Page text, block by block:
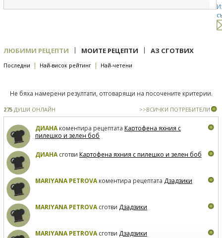
ЛЮБИМИ РЕЦЕПТИ | МОИТЕ РЕЦЕПТИ | АЗ СГОТВИХ
Последни | Най-висок рейтинг | Най-четени
Не бяха намерени резултати, отговарящи на посочените критерии.
275 ДУШИ ОНЛАЙН >>ВСИЧКИ ПОТРЕБИТЕЛИ
ДИАНАкоментира рецептата Картофена яхния с
пилешко и зелен боб
ДИАНАсготви Картофена яхния с пилешко и зелен боб
MARIYANA PETROVAкоментира рецептата Дзадзики
MARIYANA PETROVAсготви Дзадзики
MARIYANA PETROVAсготви Дзадзики